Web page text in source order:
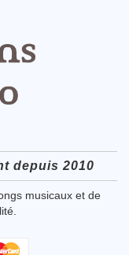
depuis 2010
musicaux et de